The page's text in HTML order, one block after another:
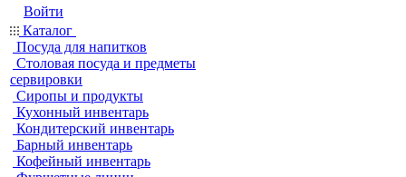
Войти
Каталог
Посуда для напитков
Столовая посуда и предметы
сервировки
Сиропы и продукты
Кухонный инвентарь
Кондитерский инвентарь
Барный инвентарь
Кофейный инвентарь